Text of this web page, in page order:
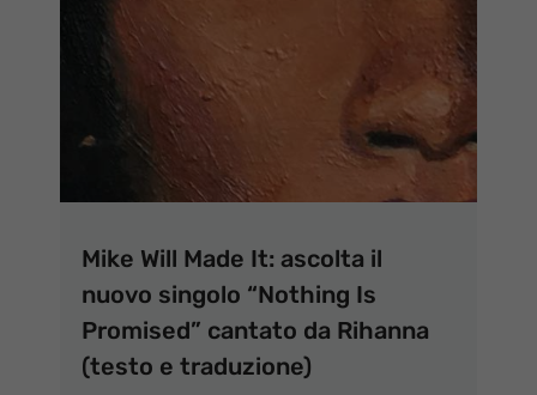
Mike Will Made It: ascolta il
nuovo singolo “Nothing Is
Promised” cantato da Rihanna
(testo e traduzione)